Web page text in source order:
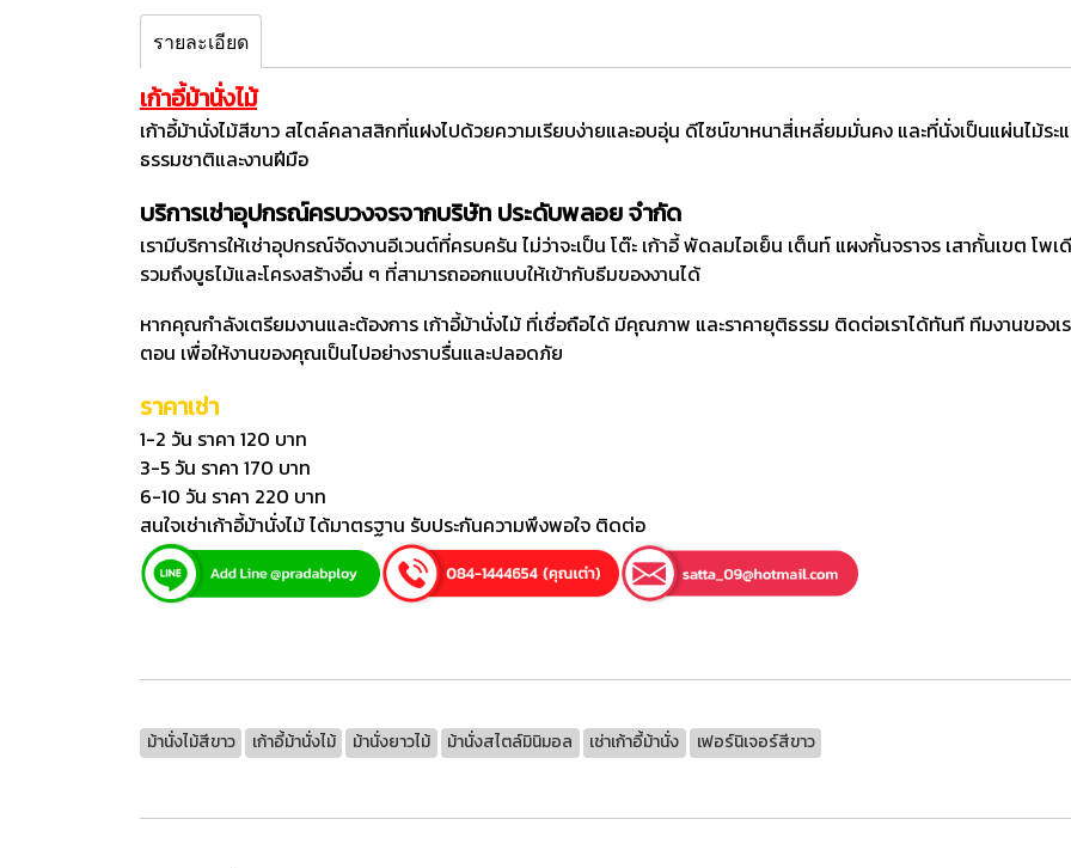
รายละเอียด
เก้าอี้ม้านั่งไม้
เก้าอี้ม้านั่งไม้สีขาว สไตล์คลาสสิกที่แฝงไปด้วยความเรียบง่ายและอบอุ่น ดีไซน์ขาหนาสี่เหลี่ยมมั่นคง และที่นั่งเป็นแผ่นไม้ร
ธรรมชาติและงานฝีมือ
บริการเช่าอุปกรณ์ครบวงจรจากบริษัท ประดับพลอย จำกัด
เรามีบริการให้เช่าอุปกรณ์จัดงานอีเวนต์ที่ครบครัน ไม่ว่าจะเป็น โต๊ะ เก้าอี้ พัดลมไอเย็น เต็นท์ แผงกั้นจราจร เสากั้นเขต
รวมถึงบูธไม้และโครงสร้างอื่น ๆ ที่สามารถออกแบบให้เข้ากับธีมของงานได้
หากคุณกำลังเตรียมงานและต้องการ เก้าอี้ม้านั่งไม้ ที่เชื่อถือได้ มีคุณภาพ และราคายุติธรรม ติดต่อเราได้ทันที ทีมงานของ
ตอน เพื่อให้งานของคุณเป็นไปอย่างราบรื่นและปลอดภัย
ราคาเช่า
1-2 วัน ราคา 120 บาท
3-5 วัน ราคา 170 บาท
6-10 วัน ราคา 220 บาท
สนใจเช่าเก้าอี้ม้านั่งไม้ ได้มาตรฐาน รับประกันความพึงพอใจ ติดต่อ
ม้านั่งไม้สีขาว เก้าอี้ม้านั่งไม้ ม้านั่งยาวไม้ ม้านั่งสไตล์มินิมอล เช่าเก้าอี้ม้านั่ง เฟอร์นิเจอร์สีขาว